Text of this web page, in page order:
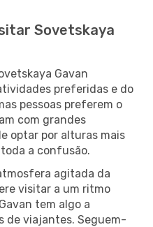
Sovetskaya
Gavan
preferidas e do
pessoas preferem o
com grandes
optar por alturas mais
a confusão.
agitada da
visitar a um ritmo
tem algo a
de viajantes. Seguem-